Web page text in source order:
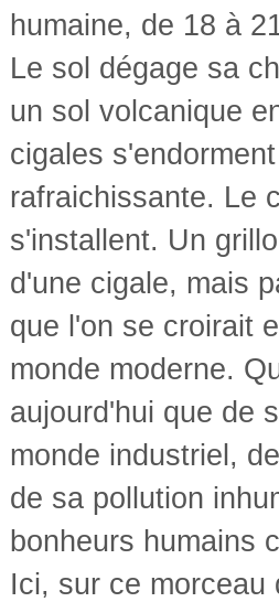
humaine, de 18 à
Le sol dégage sa
un sol volcanique
cigales
rafraichissante. Le
s'installent. Un
d'une cigale, mais
que l'on se croirait
monde moderne.
aujourd'hui que de
monde industriel,
de sa pollution
bonheurs humains
Ici, sur ce morceau